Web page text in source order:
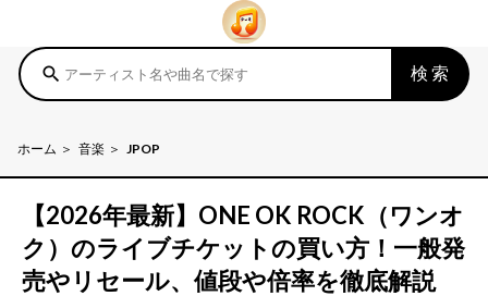
search 検索
ホーム 音楽 JPOP
【2026年最新】ONE OK ROCK（ワンオ
ク）のライブチケットの買い方！一般発
売やリセール、値段や倍率を徹底解説